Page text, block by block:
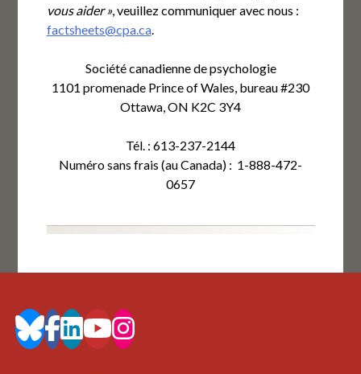
vous aider », veuillez communiquer avec nous :
factsheets@cpa.ca.
Société canadienne de psychologie
1101 promenade Prince of Wales, bureau #230
Ottawa, ON K2C 3Y4
Tél. : 613-237-2144
Numéro sans frais (au Canada) : 1-888-472-
0657